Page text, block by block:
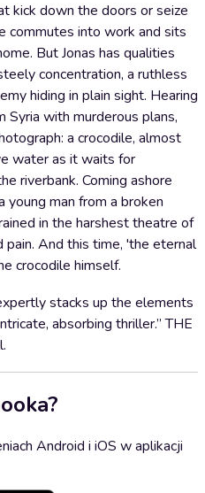
kick down the doors or seize
commutes into work and sits
But Jonas has qualities
concentration, a ruthless
hiding in plain sight. Hearing
Syria with murderous plans,
a crocodile, almost
water as it waits for
riverbank. Coming ashore
young man from a broken
in the harshest theatre of
And this time, 'the eternal
crocodile himself.
stacks up the elements
absorbing thriller.” THE
Android i iOS w aplikacji